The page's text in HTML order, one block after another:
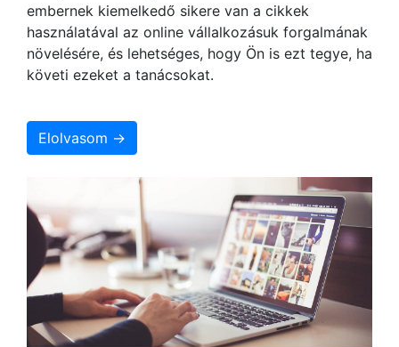
embernek kiemelkedő sikere van a cikkek
használatával az online vállalkozásuk forgalmának
növelésére, és lehetséges, hogy Ön is ezt tegye, ha
követi ezeket a tanácsokat.
Elolvasom →